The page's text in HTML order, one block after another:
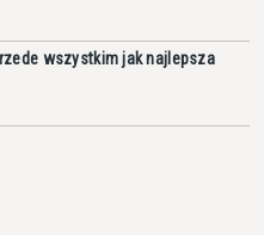
wszystkim jak najlepsza